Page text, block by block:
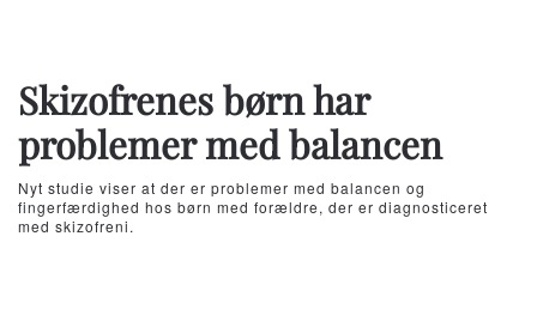
Skizofrenes børn har
problemer med balancen
Nyt studie viser at der er problemer med balancen og
fingerfærdighed hos børn med forældre, der er diagnosticeret
med skizofreni.